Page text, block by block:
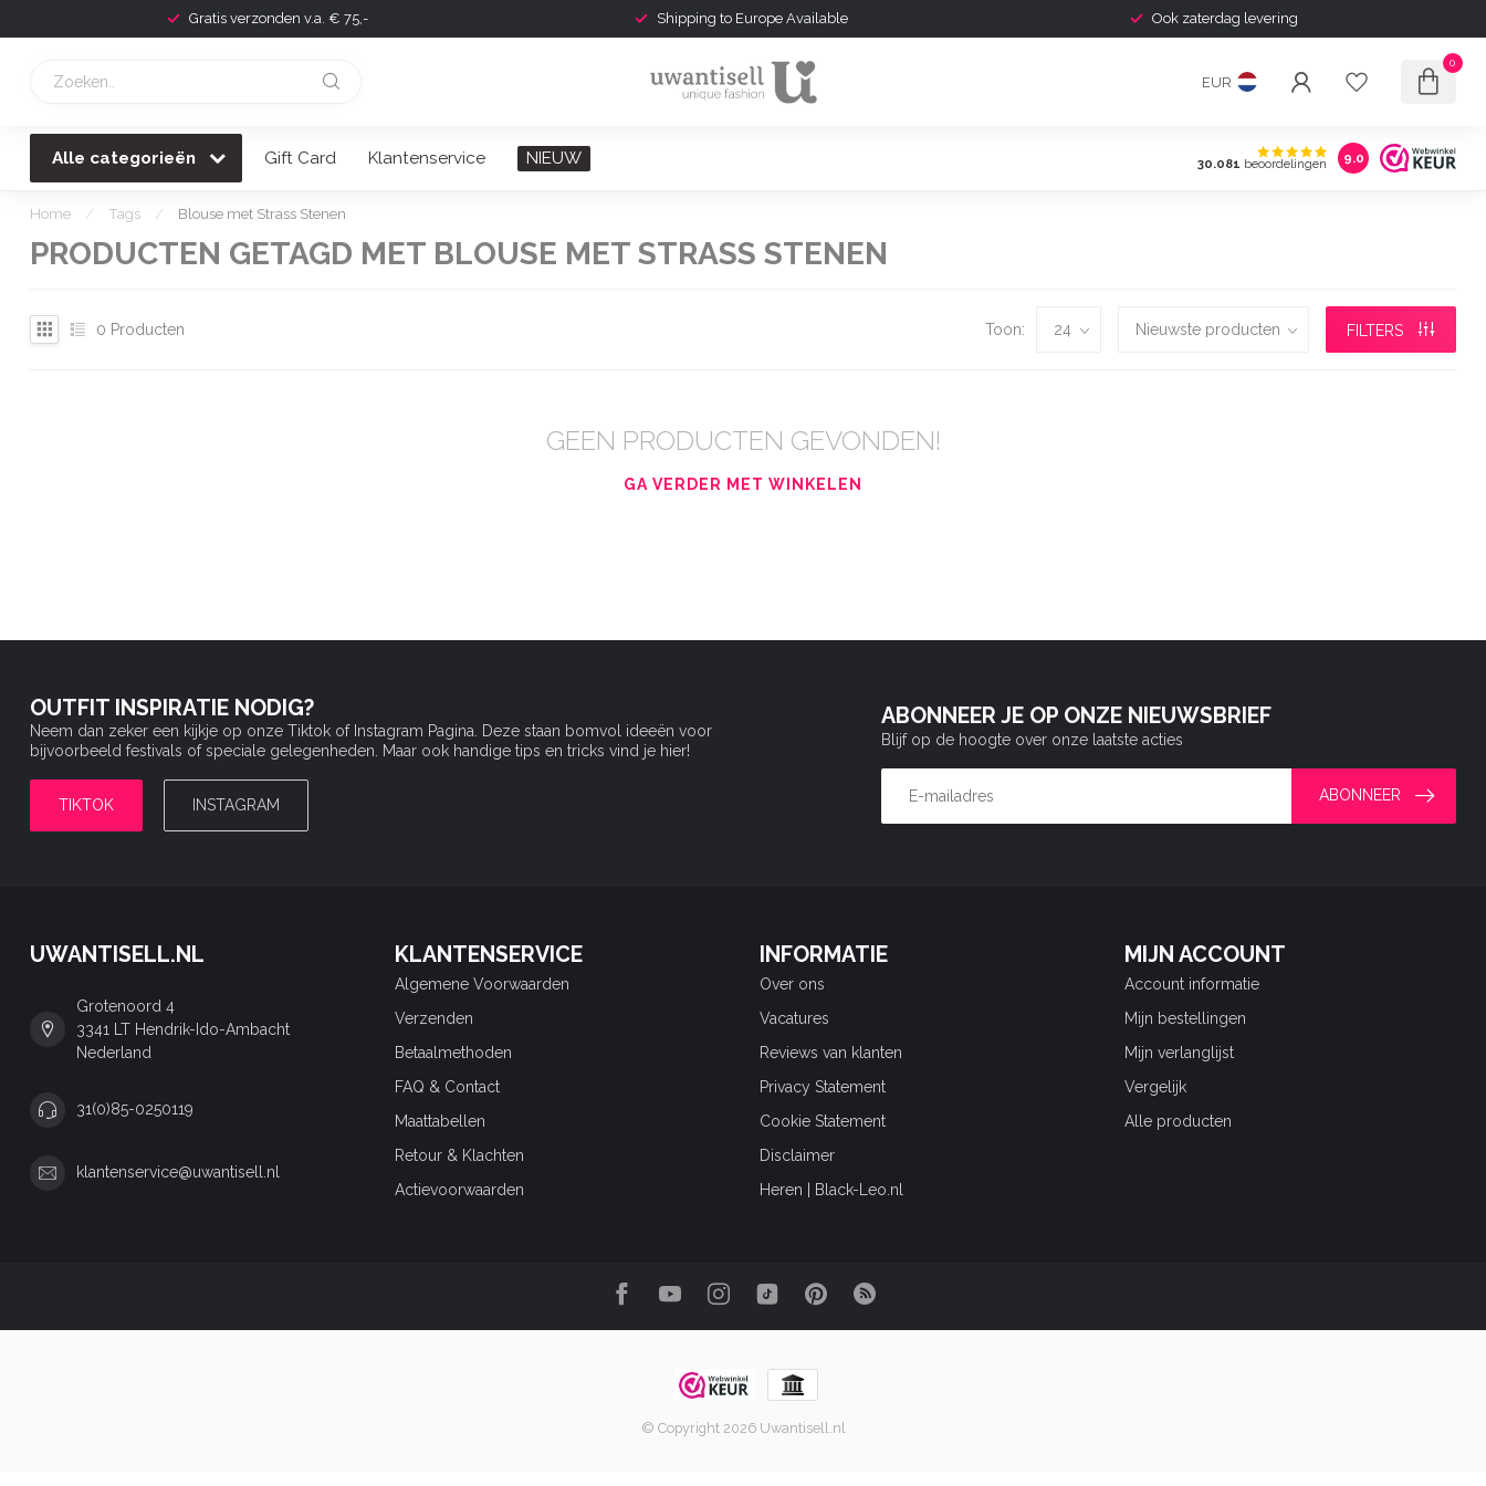
Gratis verzonden v.a. € 75,- Shipping to Europe Available Ook zaterdag levering
EUR
0
Alle categorieën Gift Card Klantenservice NIEUW 30.081 beoordelingen 9.0
Home / Tags / Blouse met Strass Stenen
PRODUCTEN GETAGD MET BLOUSE MET STRASS STENEN
0 Producten Toon: FILTERS
GEEN PRODUCTEN GEVONDEN!
GA VERDER MET WINKELEN
OUTFIT INSPIRATIE NODIG?
Neem dan zeker een kijkje op onze Tiktok of Instagram Pagina. Deze staan bomvol ideeën voor
bijvoorbeeld festivals of speciale gelegenheden. Maar ook handige tips en tricks vind je hier!
TIKTOK INSTAGRAM
ABONNEER JE OP ONZE NIEUWSBRIEF
Blijf op de hoogte over onze laatste acties
ABONNEER
UWANTISELL.NL
Grotenoord 4
3341 LT Hendrik-Ido-Ambacht
Nederland
31(0)85-0250119
klantenservice@uwantisell.nl
KLANTENSERVICE
Algemene Voorwaarden
Verzenden
Betaalmethoden
FAQ & Contact
Maattabellen
Retour & Klachten
Actievoorwaarden
INFORMATIE
Over ons
Vacatures
Reviews van klanten
Privacy Statement
Cookie Statement
Disclaimer
Heren | Black-Leo.nl
MIJN ACCOUNT
Account informatie
Mijn bestellingen
Mijn verlanglijst
Vergelijk
Alle producten
© Copyright 2026 Uwantisell.nl